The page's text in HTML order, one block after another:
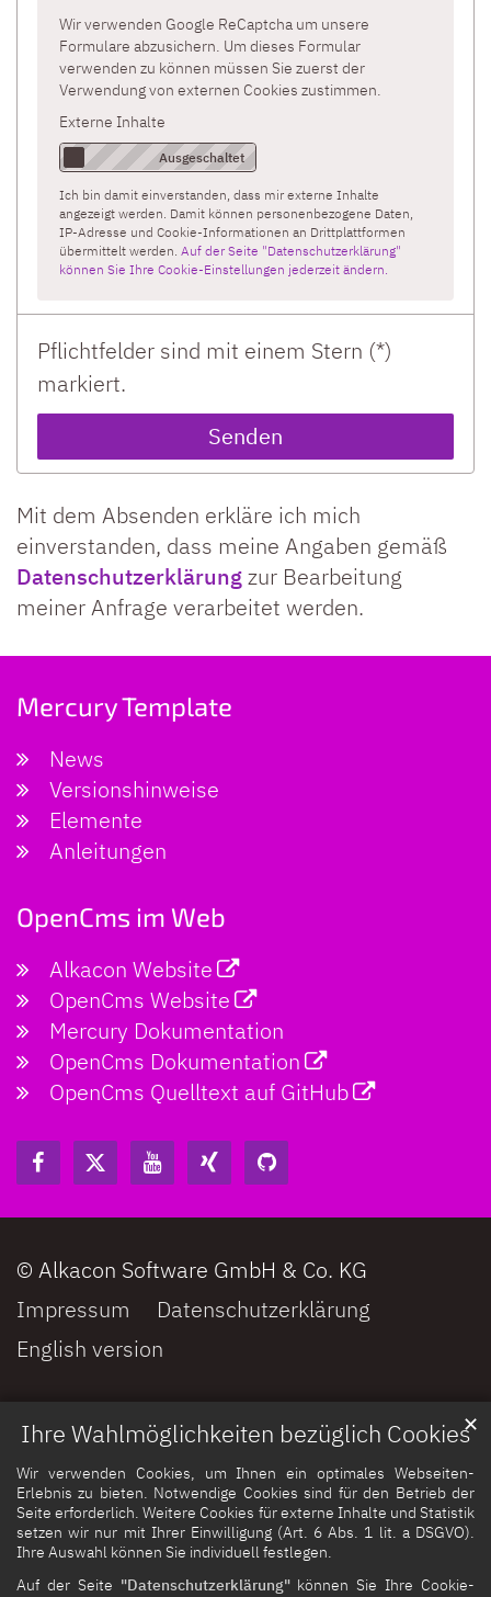
Ihre Wahlmöglichkeiten bezüglich Cookies
Wir verwenden Cookies, um Ihnen ein optimales Webseiten-
Erlebnis zu bieten. Notwendige Cookies sind für den Betrieb der
Seite erforderlich. Weitere Cookies für externe Inhalte und Statistik
setzen wir nur mit Ihrer Einwilligung (Art. 6 Abs. 1 lit. a DSGVO).
Ihre Auswahl können Sie individuell festlegen.
Auf der Seite "Datenschutzerklärung"können Sie Ihre Cookie-
✕
Wir verwenden Google ReCaptcha um unsere
Formulare abzusichern. Um dieses Formular
verwenden zu können müssen Sie zuerst der
Verwendung von externen Cookies zustimmen.
Externe Inhalte
Ich bin damit einverstanden, dass mir externe Inhalte
angezeigt werden. Damit können personenbezogene Daten,
IP-Adresse und Cookie-Informationen an Drittplattformen
übermittelt werden. Auf der Seite "Datenschutzerklärung"
können Sie Ihre Cookie-Einstellungen jederzeit ändern.
Pflichtfelder sind mit einem Stern (*)
markiert.
Mit dem Absenden erkläre ich mich
einverstanden, dass meine Angaben gemäß
Datenschutzerklärungzur Bearbeitung
meiner Anfrage verarbeitet werden.
Mercury Template
News
Versionshinweise
Elemente
Anleitungen
OpenCms im Web
Alkacon Website
OpenCms Website
Mercury Dokumentation
OpenCms Dokumentation
OpenCms Quelltext auf GitHub
© Alkacon Software GmbH & Co. KG
Impressum
Datenschutzerklärung
English version